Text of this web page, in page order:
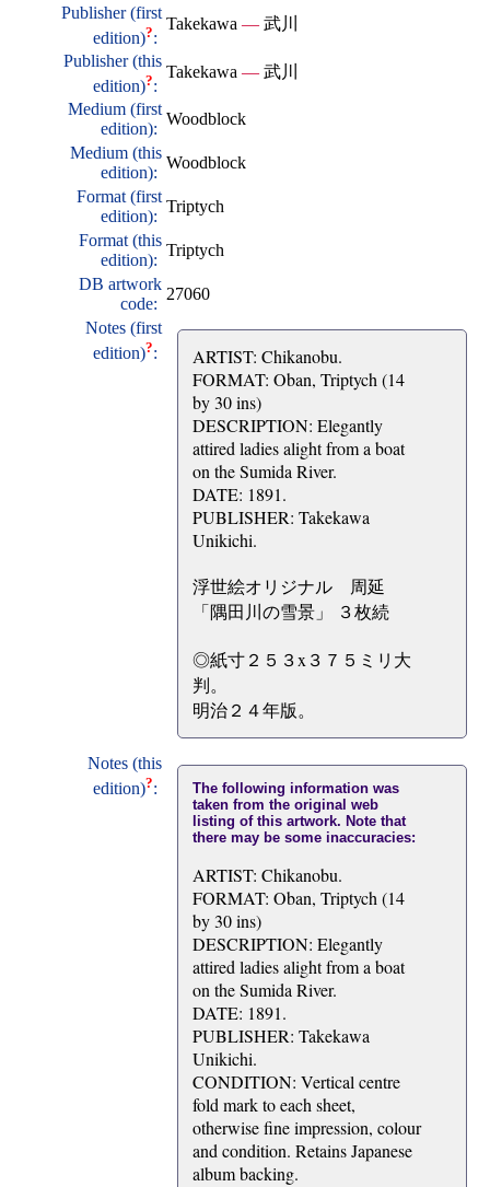
Publisher (first
edition)?:
Takekawa — 武川
Publisher (this
edition)?:
Takekawa — 武川
Medium (first
edition):
Woodblock
Medium (this
edition):
Woodblock
Format (first
edition):
Triptych
Format (this
edition):
Triptych
DB artwork
code:
27060
Notes (first
edition)?:
ARTIST: Chikanobu.
FORMAT: Oban, Triptych (14
by 30 ins)
DESCRIPTION: Elegantly
attired ladies alight from a boat
on the Sumida River.
DATE: 1891.
PUBLISHER: Takekawa
Unikichi.
浮世絵オリジナル 周延
「隅田川の雪景」 ３枚続
◎紙寸２５３x３７５ミリ大
判。
明治２４年版。
Notes (this
edition)?:
The following information was
taken from the original web
listing of this artwork. Note that
there may be some inaccuracies:
ARTIST: Chikanobu.
FORMAT: Oban, Triptych (14
by 30 ins)
DESCRIPTION: Elegantly
attired ladies alight from a boat
on the Sumida River.
DATE: 1891.
PUBLISHER: Takekawa
Unikichi.
CONDITION: Vertical centre
fold mark to each sheet,
otherwise fine impression, colour
and condition. Retains Japanese
album backing.